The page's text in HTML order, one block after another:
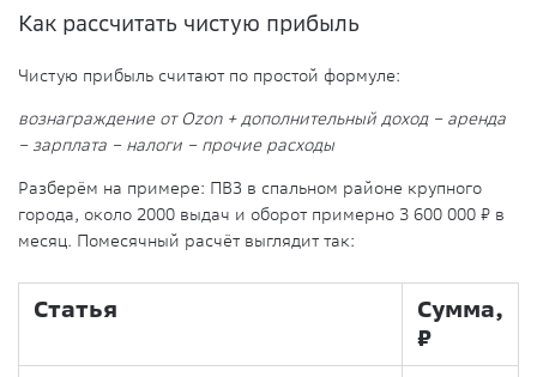
Как рассчитать чистую прибыль
Чистую прибыль считают по простой формуле:
вознаграждение от Ozon + дополнительный доход − аренда
− зарплата − налоги − прочие расходы
Разберём на примере: ПВЗ в спальном районе крупного
города, около 2000 выдач и оборот примерно 3 600 000 ₽ в
месяц. Помесячный расчёт выглядит так:
Статья
Сумма,
₽